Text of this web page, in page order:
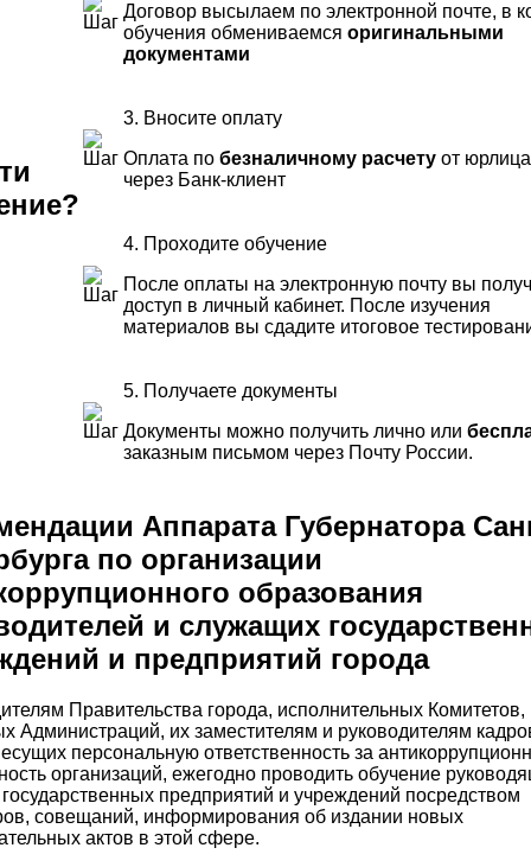
Договор высылаем по электронной почте, в
обучения обмениваемся оригинальными
документами
3. Вносите оплату
Оплата по безналичному расчету от
через Банк-клиент
4. Проходите обучение
После оплаты на электронную почту вы
доступ в личный кабинет. После изучения
материалов вы сдадите итоговое
5. Получаете документы
Документы можно получить лично или
заказным письмом через Почту России.
Аппарата Губернатора
по организации
образования
и служащих
и предприятий города
Правительства города, исполнительных Комитетов,
Администраций, их заместителям и руководителям
персональную ответственность за
организаций, ежегодно проводить обучение
государственных предприятий и учреждений посредством
совещаний, информирования об издании новых
актов в этой сфере.